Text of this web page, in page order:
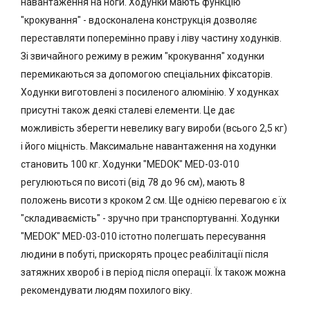
"крокування" - вдосконалена конструкція дозволяє
переставляти поперемінно праву і ліву частину ходунків.
Зі звичайного режиму в режим "крокування" ходунки
перемикаються за допомогою спеціальних фіксаторів.
Ходунки виготовлені з посиленого алюмінію. У ходунках
присутні також деякі сталеві елементи. Це дає
можливість зберегти невелику вагу вироби (всього 2,5 кг)
і його міцність. Максимальне навантаження на ходунки
становить 100 кг. Ходунки "MEDOK" MED-03-010
регулюються по висоті (від 78 до 96 см), мають 8
положень висоти з кроком 2 см. Ще однією перевагою є їх
"складиваємість" - зручно при транспортуванні. Ходунки
"MEDOK" MED-03-010 істотно полегшать пересування
людини в побуті, прискорять процес реабілітації після
затяжних хвороб і в період після операції. Їх також можна
рекомендувати людям похилого віку.